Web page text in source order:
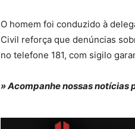
O homem foi conduzido à
Civil reforça que denúncias
no telefone 181, com sigilo
» Acompanhe nossas notícias